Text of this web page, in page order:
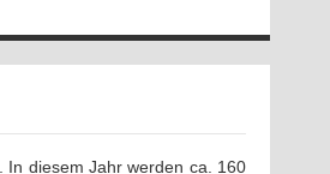
In diesem Jahr werden ca. 160